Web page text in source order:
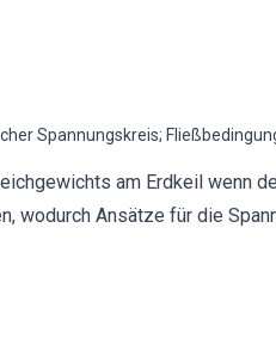
Spannungskreis;
am Erdkeil wenn
wodurch Ansätze für die